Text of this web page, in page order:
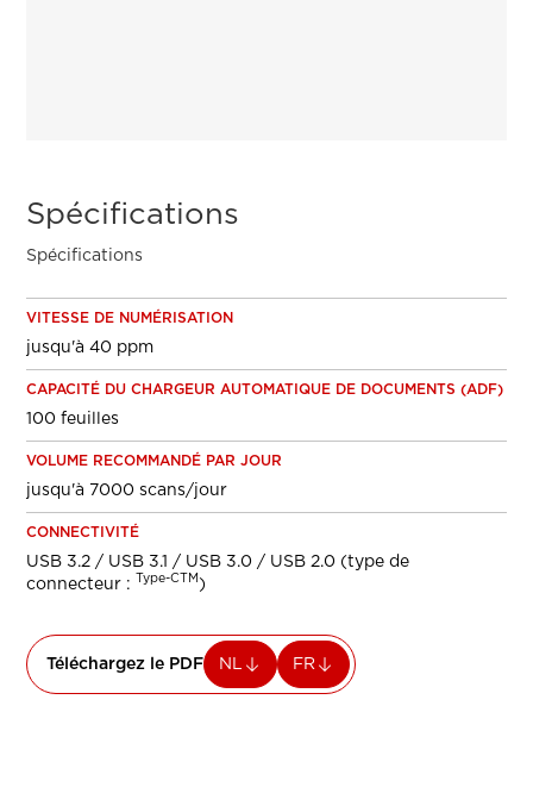
Spécifications
Spécifications
VITESSE DE NUMÉRISATION
jusqu'à 40 ppm
CAPACITÉ DU CHARGEUR AUTOMATIQUE DE DOCUMENTS (ADF)
100 feuilles
VOLUME RECOMMANDÉ PAR JOUR
jusqu'à 7000 scans/jour
CONNECTIVITÉ
USB 3.2 / USB 3.1 / USB 3.0 / USB 2.0 (type de
connecteur :
Type-CTM )
Téléchargez le PDF NL FR